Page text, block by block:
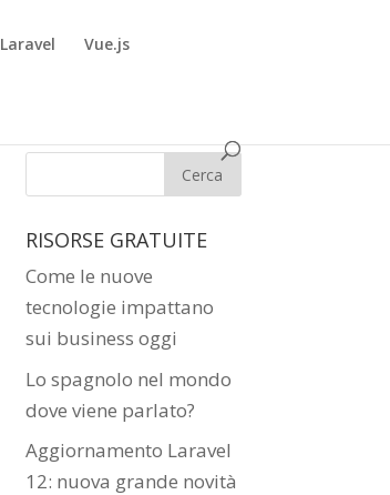
Laravel Vue.js
RISORSE GRATUITE
Come le nuove
tecnologie impattano
sui business oggi
Lo spagnolo nel mondo
dove viene parlato?
Aggiornamento Laravel
12: nuova grande novità